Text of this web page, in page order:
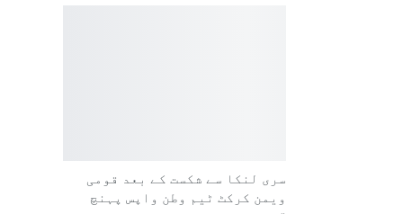
سری لنکا سے شکست کے بعد قومی
ویمن کرکٹ ٹیم وطن واپس پہنچ